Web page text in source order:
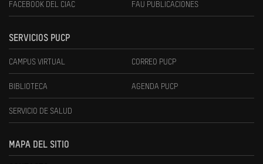
FACEBOOK DEL CIAC FAU PUBLICACIONES
SERVICIOS PUCP
CAMPUS VIRTUAL CORREO PUCP
BIBLIOTECA AGENDA PUCP
SERVICIO DE SALUD
MAPA DEL SITIO